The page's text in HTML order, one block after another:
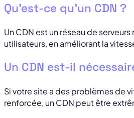
Qu’est-ce qu’un CDN ?
Un CDN est un réseau de
utilisateurs, en améliorant la
Un CDN est-il
Si votre site a des problèmes de
renforcée, un CDN peut être